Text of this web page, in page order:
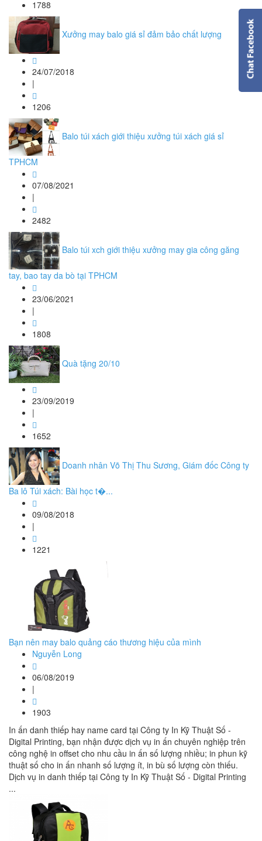
1788
Xưởng may balo giá sỉ đảm bảo chất lượng
24/07/2018
|
1206
Balo túi xách giới thiệu xưởng túi xách giá sỉ
TPHCM
07/08/2021
|
2482
Balo túi xch giới thiệu xưởng may gia công găng
tay, bao tay da bò tại TPHCM
23/06/2021
|
1808
Quà tặng 20/10
23/09/2019
|
1652
Doanh nhân Võ Thị Thu Sương, Giám đốc Công ty
Ba lô Túi xách: Bài học t�...
09/08/2018
|
1221
Bạn nên may balo quảng cáo thương hiệu của mình
Nguyễn Long
06/08/2019
|
1903
In ấn danh thiếp hay name card tại Công ty In Kỹ Thuật Số -
Digital Printing, bạn nhận được dịch vụ in ấn chuyên nghiệp trên
công nghệ in offset cho nhu cầu in ấn số lượng nhiều; in phun kỹ
thuật số cho in ấn nhanh số lượng ít, in bù số lượng còn thiếu.
Dịch vụ in danh thiếp tại Công ty In Kỹ Thuật Số - Digital Printing
...